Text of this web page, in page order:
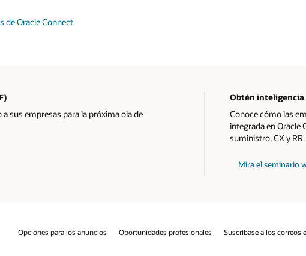
de Oracle Connect
sus empresas para la próxima ola de
Obtén inteligencia
Conoce cómo las
integrada en Oracle
suministro, CX y
Mira el seminario
Opciones para los anuncios Oportunidades profesionales Suscríbase a los correos